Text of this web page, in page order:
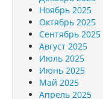
Ноябрь 2025
Октябрь 2025
Сентябрь 2025
Август 2025
Июль 2025
Июнь 2025
Май 2025
Апрель 2025